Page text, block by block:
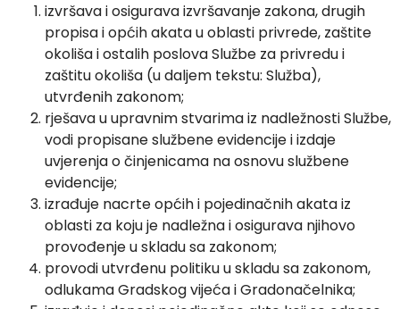
izvršava i osigurava izvršavanje zakona, drugih
propisa i općih akata u oblasti privrede, zaštite
okoliša i ostalih poslova Službe za privredu i
zaštitu okoliša (u daljem tekstu: Služba),
utvrđenih zakonom;
rješava u upravnim stvarima iz nadležnosti Službe,
vodi propisane službene evidencije i izdaje
uvjerenja o činjenicama na osnovu službene
evidencije;
izrađuje nacrte općih i pojedinačnih akata iz
oblasti za koju je nadležna i osigurava njihovo
provođenje u skladu sa zakonom;
provodi utvrđenu politiku u skladu sa zakonom,
odlukama Gradskog vijeća i Gradonačelnika;